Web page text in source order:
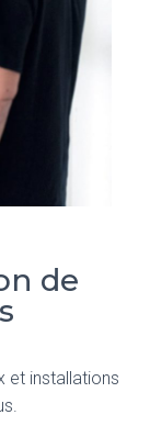
de
et installations